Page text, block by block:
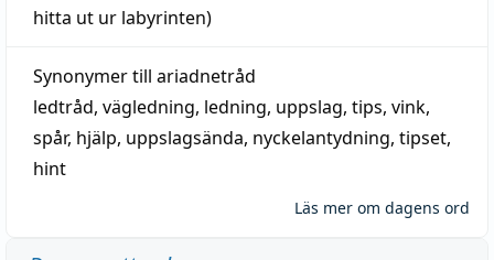
hitta ut ur labyrinten)
Synonymer till ariadnetråd
ledtråd, vägledning, ledning, uppslag, tips, vink,
spår, hjälp, uppslagsända, nyckelantydning, tipset,
hint
Läs mer om dagens ord